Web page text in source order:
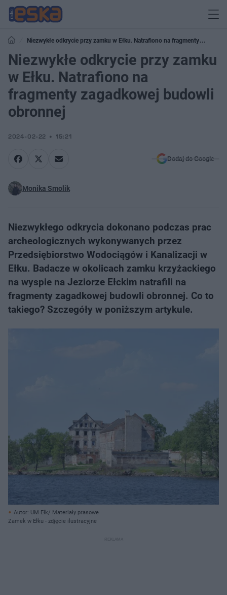
Niezwykłe odkrycie przy zamku w Ełku. Natrafiono na fragmenty
zagadkowej budowli obronnej
Niezwykłe odkrycie przy zamku
w Ełku. Natrafiono na
fragmenty zagadkowej budowli
obronnej
2024-02-22 15:21
Dodaj do Google
Monika Smolik
Niezwykłego odkrycia dokonano podczas prac
archeologicznych wykonywanych przez
Przedsiębiorstwo Wodociągów i Kanalizacji w
Ełku. Badacze w okolicach zamku krzyżackiego
na wyspie na Jeziorze Ełckim natrafili na
fragmenty zagadkowej budowli obronnej. Co to
takiego? Szczegóły w poniższym artykule.
Autor: UM Ełk/ Materiały prasowe
Zamek w Ełku - zdjęcie ilustracyjne